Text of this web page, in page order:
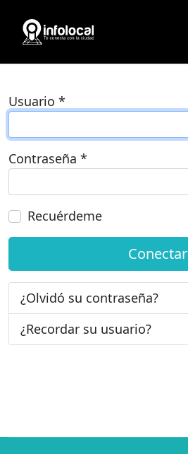
Usuario *
Contraseña *
Recuérdeme
Conectar
¿Olvidó su contraseña?
¿Recordar su usuario?